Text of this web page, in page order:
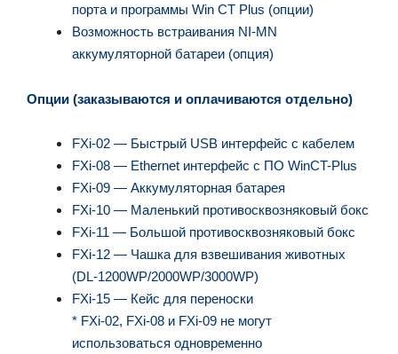
порта и программы Win CT Plus (опции)
Возможность встраивания NI-MN
аккумуляторной батареи (опция)
Опции (заказываются и оплачиваются отдельно)
FXi-02 — Быстрый USB интерфейс с кабелем
FXi-08 — Ethernet интерфейс с ПО WinCT-Plus
FXi-09 — Аккумуляторная батарея
FXi-10 — Маленький противосквозняковый бокс
FXi-11 — Большой противосквозняковый бокс
FXi-12 — Чашка для взвешивания животных
(DL-1200WP/2000WP/3000WP)
FXi-15 — Кейс для переноски
* FXi-02, FXi-08 и FXi-09 не могут
использоваться одновременно